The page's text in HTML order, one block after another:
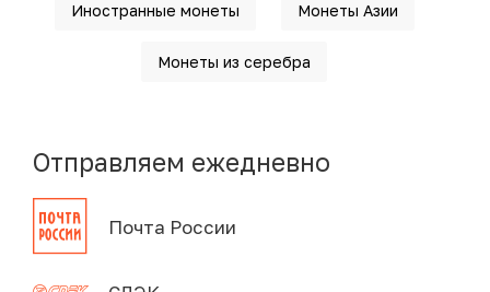
Иностранные монеты Монеты Азии
Монеты из серебра
Отправляем ежедневно
Почта России